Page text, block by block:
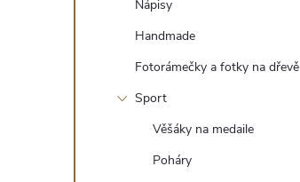
Nápisy
Handmade
Fotorámečky a fotky na dřevě
Sport
Věšáky na medaile
Poháry